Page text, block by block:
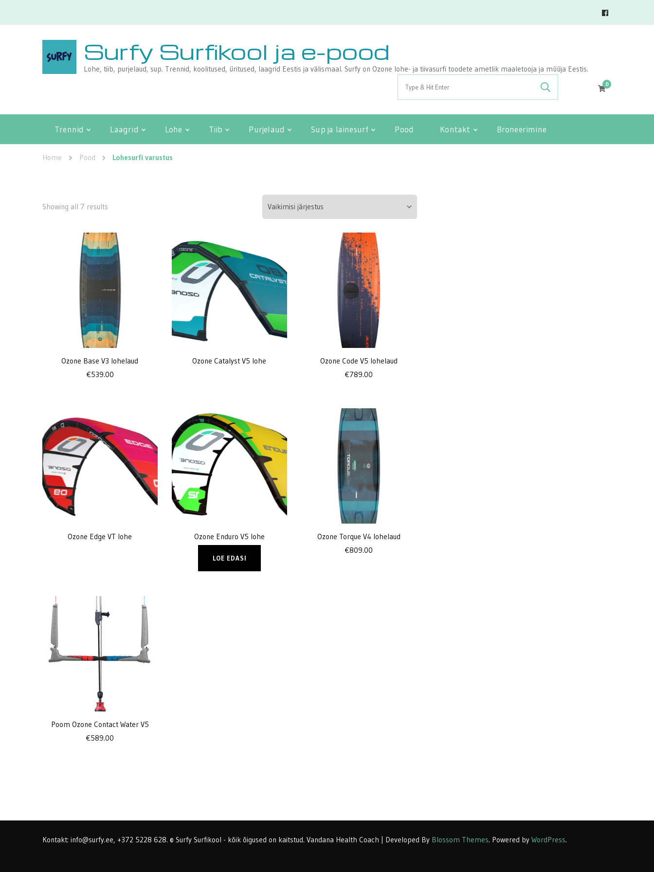
Surfy Surfikool ja e-pood
Lohe, tiib, purjelaud, sup. Trennid, koolitused, üritused, laagrid Eestis ja välismaal. Surfy on Ozone lohe- ja tiivasurfi toodete ametlik maaletooja ja müüja Eestis.
for:
0
Trennid Laagrid Lohe Tiib Purjelaud Sup ja lainesurf Pood Kontakt Broneerimine
Home Pood Lohesurfi varustus
Showing all 7 results
Ozone Base V3 lohelaud
€539.00
Ozone Catalyst V5 lohe
Ozone Code V5 lohelaud
€789.00
Ozone Edge VT lohe Ozone Enduro V5 lohe
LOE EDASI
Ozone Torque V4 lohelaud
€809.00
Poom Ozone Contact Water V5
€589.00
Kontakt: info@surfy.ee, +372 5228 628. © Surfy Surfikool - kõik õigused on kaitstud. Vandana Health Coach | Developed By Blossom Themes. Powered by WordPress.